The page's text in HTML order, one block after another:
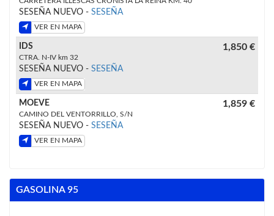
SESEÑA NUEVO - SESEÑA
VER EN MAPA
IDS
CTRA. N-IV km 32
SESEÑA NUEVO - SESEÑA
VER EN MAPA
1,850 €
MOEVE
CAMINO DEL VENTORRILLO, S/N
SESEÑA NUEVO - SESEÑA
VER EN MAPA
1,859 €
GASOLINA 95